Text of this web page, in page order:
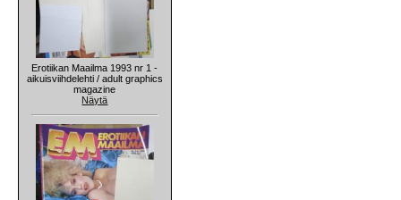
Erotiikan Maailma 1993 nr 1 -
aikuisviihdelehti / adult graphics
magazine
Näytä